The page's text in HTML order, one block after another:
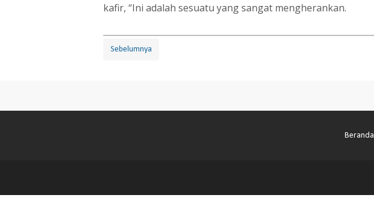
kafir, “Ini adalah sesuatu yang sangat mengherankan.
Sebelumnya
Beranda